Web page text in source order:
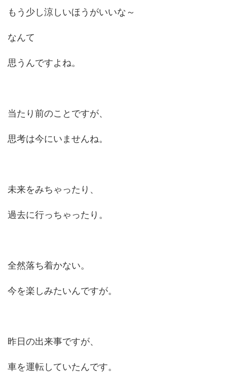
もう少し涼しいほうがいいな～
なんて
思うんですよね。
当たり前のことですが、
思考は今にいませんね。
未来をみちゃったり、
過去に行っちゃったり。
全然落ち着かない。
今を楽しみたいんですが。
昨日の出来事ですが、
車を運転していたんです。